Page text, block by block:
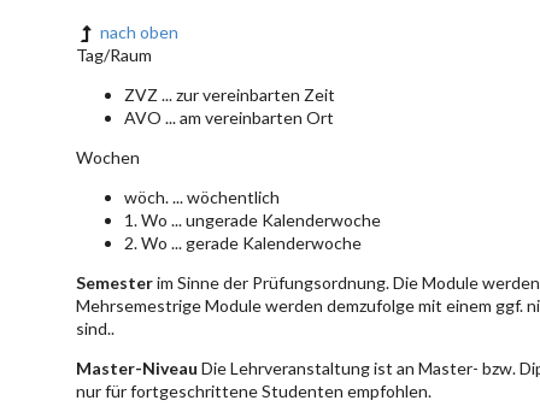
nach oben
Tag/Raum
ZVZ ... zur vereinbarten Zeit
AVO ... am vereinbarten Ort
Wochen
wöch. ... wöchentlich
1. Wo ... ungerade Kalenderwoche
2. Wo ... gerade Kalenderwoche
Semesterim Sinne der Prüfungsordnung. Die Module
Mehrsemestrige Module werden demzufolge mit einem ggf.
sind..
Master-Niveau Die Lehrveranstaltung ist an Master- bzw.
nur für fortgeschrittene Studenten empfohlen.